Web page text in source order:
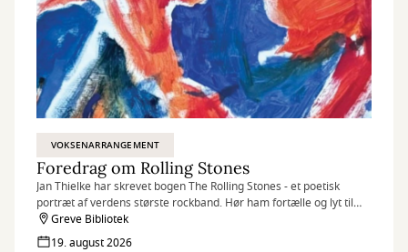
VOKSENARRANGEMENT
Foredrag om Rolling Stones
Jan Thielke har skrevet bogen The Rolling Stones - et poetisk
portræt af verdens største rockband. Hør ham fortælle og lyt til
sange fra deres LP'er, blandt andet det nye album: Foreign
Tongues.
Greve Bibliotek
19. august 2026